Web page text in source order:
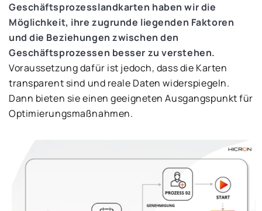
Geschäftsprozesslandkarten haben wir die
Möglichkeit, ihre zugrunde liegenden Faktoren
und die Beziehungen zwischen den
Geschäftsprozessen besser zu verstehen.
Voraussetzung dafür ist jedoch, dass die Karten
transparent sind und reale Daten widerspiegeln.
Dann bieten sie einen geeigneten Ausgangspunkt für
Optimierungsmaßnahmen.